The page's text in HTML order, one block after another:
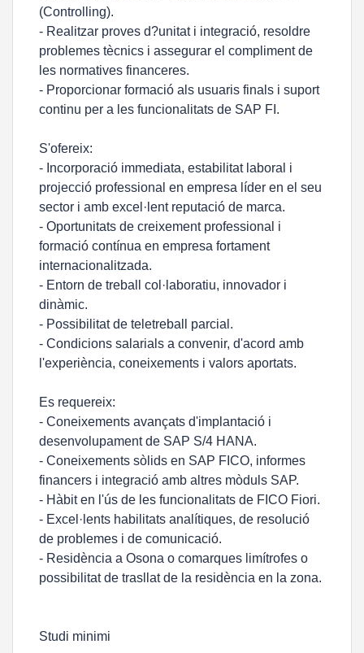
(Controlling).
- Realitzar proves d?unitat i integració, resoldre
problemes tècnics i assegurar el compliment de
les normatives financeres.
- Proporcionar formació als usuaris finals i suport
continu per a les funcionalitats de SAP FI.
S'ofereix:
- Incorporació immediata, estabilitat laboral i
projecció professional en empresa líder en el seu
sector i amb excel·lent reputació de marca.
- Oportunitats de creixement professional i
formació contínua en empresa fortament
internacionalitzada.
- Entorn de treball col·laboratiu, innovador i
dinàmic.
- Possibilitat de teletreball parcial.
- Condicions salarials a convenir, d'acord amb
l'experiència, coneixements i valors aportats.
Es requereix:
- Coneixements avançats d'implantació i
desenvolupament de SAP S/4 HANA.
- Coneixements sòlids en SAP FICO, informes
financers i integració amb altres mòduls SAP.
- Hàbit en l'ús de les funcionalitats de FICO Fiori.
- Excel·lents habilitats analítiques, de resolució
de problemes i de comunicació.
- Residència a Osona o comarques limítrofes o
possibilitat de trasllat de la residència en la zona.
Studi minimi